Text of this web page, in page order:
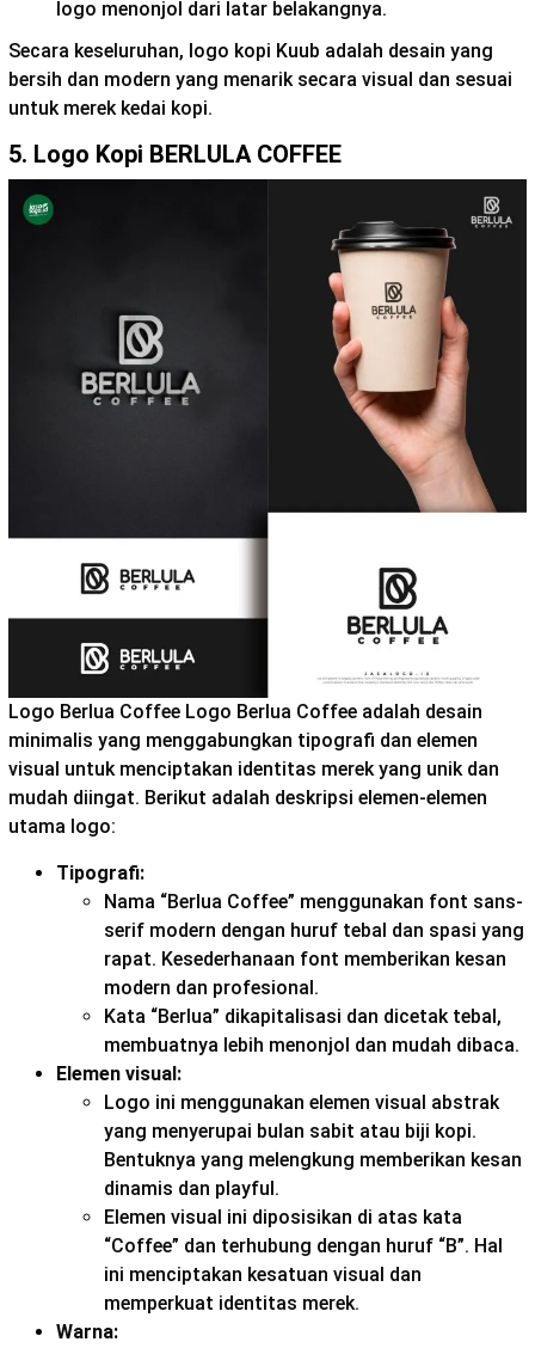
logo menonjol dari latar belakangnya.
Secara keseluruhan, logo kopi Kuub adalah desain yang
bersih dan modern yang menarik secara visual dan sesuai
untuk merek kedai kopi.
5. Logo Kopi BERLULA COFFEE
Logo Berlua Coffee Logo Berlua Coffee adalah desain
minimalis yang menggabungkan tipografi dan elemen
visual untuk menciptakan identitas merek yang unik dan
mudah diingat. Berikut adalah deskripsi elemen-elemen
utama logo:
Tipografi:
Nama “Berlua Coffee” menggunakan font sans-
serif modern dengan huruf tebal dan spasi yang
rapat. Kesederhanaan font memberikan kesan
modern dan profesional.
Kata “Berlua” dikapitalisasi dan dicetak tebal,
membuatnya lebih menonjol dan mudah dibaca.
Elemen visual:
Logo ini menggunakan elemen visual abstrak
yang menyerupai bulan sabit atau biji kopi.
Bentuknya yang melengkung memberikan kesan
dinamis dan playful.
Elemen visual ini diposisikan di atas kata
“Coffee” dan terhubung dengan huruf “B”. Hal
ini menciptakan kesatuan visual dan
memperkuat identitas merek.
Warna: